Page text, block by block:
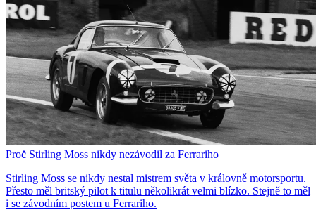
Proč Stirling Moss nikdy nezávodil za Ferrariho
Stirling Moss se nikdy nestal mistrem světa v královně motorsportu.
Přesto měl britský pilot k titulu několikrát velmi blízko. Stejně to měl
i se závodním postem u Ferrariho.